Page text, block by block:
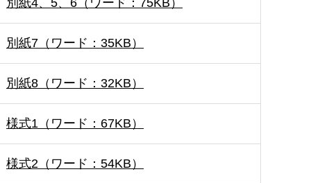
別紙4、5、6（ワード：75KB）
別紙7（ワード：35KB）
別紙8（ワード：32KB）
様式1（ワード：67KB）
様式2（ワード：54KB）